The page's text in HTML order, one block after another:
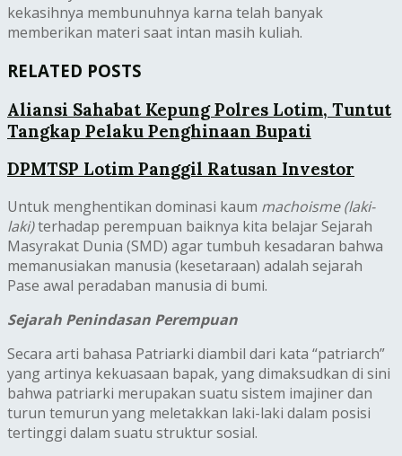
kekasihnya membunuhnya karna telah banyak
memberikan materi saat intan masih kuliah.
RELATED POSTS
Aliansi Sahabat Kepung Polres Lotim, Tuntut
Tangkap Pelaku Penghinaan Bupati
DPMTSP Lotim Panggil Ratusan Investor
Untuk menghentikan dominasi kaum machoisme (laki-
laki)terhadap perempuan baiknya kita belajar Sejarah
Masyrakat Dunia (SMD) agar tumbuh kesadaran bahwa
memanusiakan manusia (kesetaraan) adalah sejarah
Pase awal peradaban manusia di bumi.
Sejarah Penindasan Perempuan
Secara arti bahasa Patriarki diambil dari kata “patriarch”
yang artinya kekuasaan bapak, yang dimaksudkan di sini
bahwa patriarki merupakan suatu sistem imajiner dan
turun temurun yang meletakkan laki-laki dalam posisi
tertinggi dalam suatu struktur sosial.